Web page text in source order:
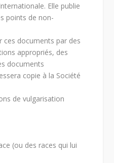
Elle publie
points de non-
ces documents par des
appropriés, des
documents
copie à la Société
de vulgarisation
(ou des races qui lui